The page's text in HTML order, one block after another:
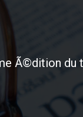
Ã©dition